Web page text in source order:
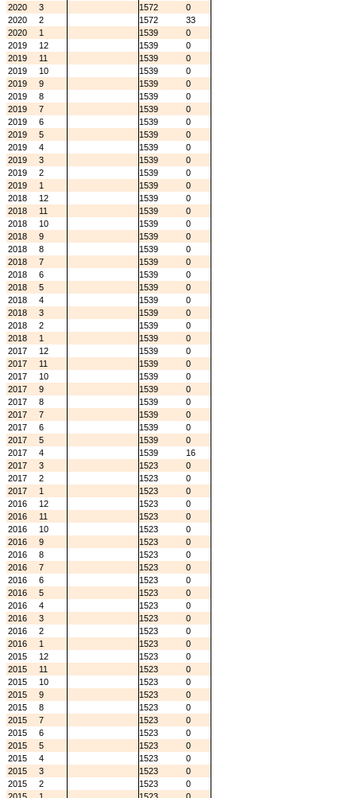
2020
3 1572
0
2020
2 1572
33
2020
1 1539
0
2019
12 1539
0
2019
11 1539
0
2019
10 1539
0
2019
9 1539
0
2019
8 1539
0
2019
7 1539
0
2019
6 1539
0
2019
5 1539
0
2019
4 1539
0
2019
3 1539
0
2019
2 1539
0
2019
1 1539
0
2018
12 1539
0
2018
11 1539
0
2018
10 1539
0
2018
9 1539
0
2018
8 1539
0
2018
7 1539
0
2018
6 1539
0
2018
5 1539
0
2018
4 1539
0
2018
3 1539
0
2018
2 1539
0
2018
1 1539
0
2017
12 1539
0
2017
11 1539
0
2017
10 1539
0
2017
9 1539
0
2017
8 1539
0
2017
7 1539
0
2017
6 1539
0
2017
5 1539
0
2017
4 1539
16
2017
3 1523
0
2017
2 1523
0
2017
1 1523
0
2016
12 1523
0
2016
11 1523
0
2016
10 1523
0
2016
9 1523
0
2016
8 1523
0
2016
7 1523
0
2016
6 1523
0
2016
5 1523
0
2016
4 1523
0
2016
3 1523
0
2016
2 1523
0
2016
1 1523
0
2015
12 1523
0
2015
11 1523
0
2015
10 1523
0
2015
9 1523
0
2015
8 1523
0
2015
7 1523
0
2015
6 1523
0
2015
5 1523
0
2015
4 1523
0
2015
3 1523
0
2015
2 1523
0